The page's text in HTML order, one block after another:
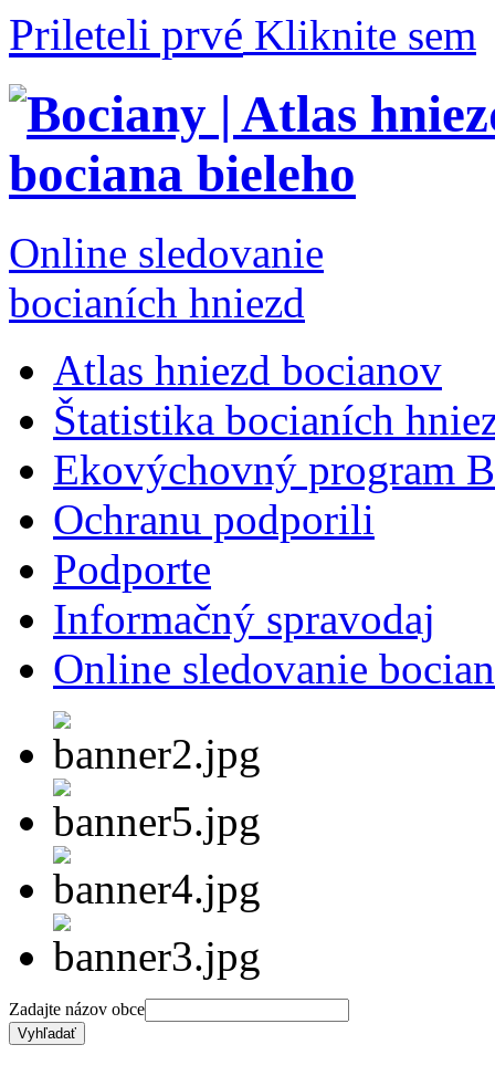
Prileteli prvé Kliknite sem
Online sledovanie
bocianích hniezd
Atlas hniezd bocianov
Štatistika bocianích
Ekovýchovný program
Ochranu podporili
Podporte
Informačný spravodaj
Online sledovanie
Zadajte názov obce